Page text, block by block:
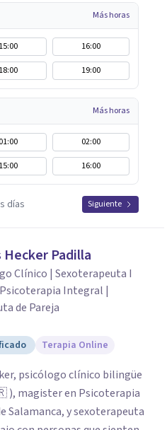
Más horas
15:00
16:00
18:00 19:00
Más horas
01:00
02:00
15:00 16:00
días Siguiente
Hecker Padilla
Clínico | Sexoterapeuta I
Integral |
de Pareja
Terapia Online
psicólogo clínico bilingüe
magister en Psicoterapia
Salamanca, y sexoterapeuta